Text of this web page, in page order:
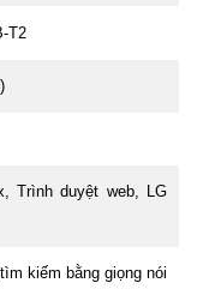
T2
Trình duyệt web, LG
kiếm bằng giọng nói